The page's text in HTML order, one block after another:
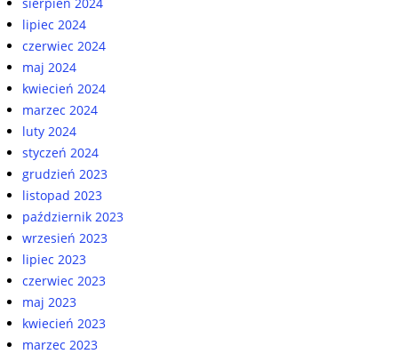
lipiec 2024
czerwiec 2024
maj 2024
kwiecień 2024
marzec 2024
luty 2024
styczeń 2024
grudzień 2023
listopad 2023
październik 2023
wrzesień 2023
lipiec 2023
czerwiec 2023
maj 2023
kwiecień 2023
marzec 2023